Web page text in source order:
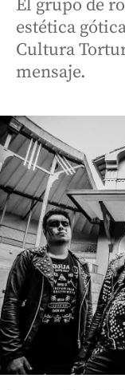
El grupo de
estética
Cultura
mensaje.